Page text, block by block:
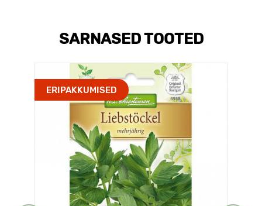
SARNASED TOOTED
ERIPAKKUMISED